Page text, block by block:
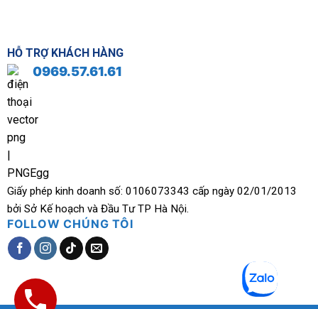
HỖ TRỢ KHÁCH HÀNG
0969.57.61.61
Giấy phép kinh doanh số: 0106073343 cấp ngày 02/01/2013
bởi Sở Kế hoạch và Đầu Tư TP Hà Nội.
FOLLOW CHÚNG TÔI